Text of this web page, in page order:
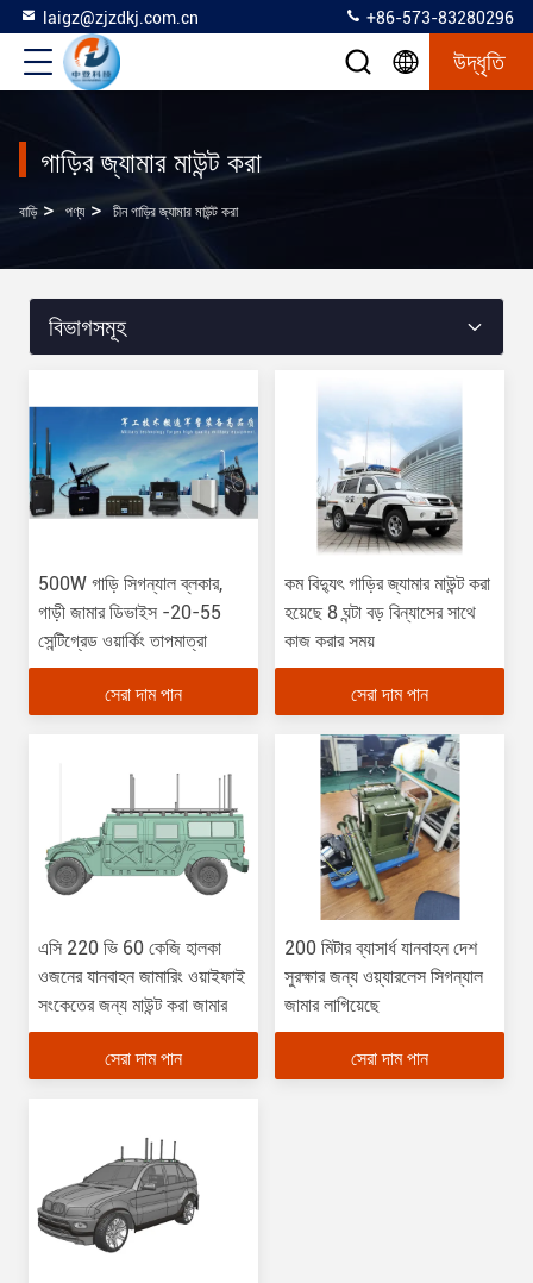
laigz@zjzdkj.com.cn +86-573-83280296
উদ্ধৃতি
গাড়ির জ্যামার মাউন্ট করা
বাড়ি > পণ্য > চীন গাড়ির জ্যামার মাউন্ট করা
বিভাগসমূহ
500W গাড়ি সিগন্যাল ব্লকার,
গাড়ী জামার ডিভাইস -20-55
সেন্টিগ্রেড ওয়ার্কিং তাপমাত্রা
সেরা দাম পান
কম বিদ্যুৎ গাড়ির জ্যামার মাউন্ট করা
হয়েছে 8 ঘন্টা বড় বিন্যাসের সাথে
কাজ করার সময়
সেরা দাম পান
এসি 220 ভি 60 কেজি হালকা
ওজনের যানবাহন জামারিং ওয়াইফাই
সংকেতের জন্য মাউন্ট করা জামার
সেরা দাম পান
200 মিটার ব্যাসার্ধ যানবাহন দেশ
সুরক্ষার জন্য ওয়্যারলেস সিগন্যাল
জামার লাগিয়েছে
সেরা দাম পান